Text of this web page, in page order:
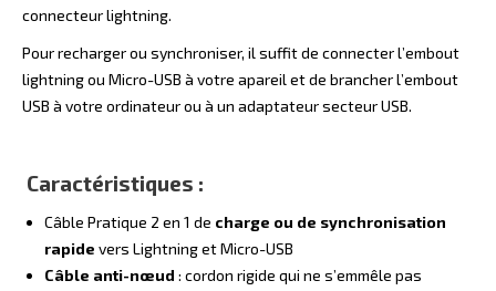
connecteur lightning.
Pour recharger ou synchroniser, il suffit de connecter l’embout
lightning ou Micro-USB à votre apareil et de brancher l’embout
USB à votre ordinateur ou à un adaptateur secteur USB.
Caractéristiques :
Câble Pratique 2 en 1 de charge ou de synchronisation
rapide vers Lightning et Micro-USB
Câble anti-nœud : cordon rigide qui ne s’emmêle pas